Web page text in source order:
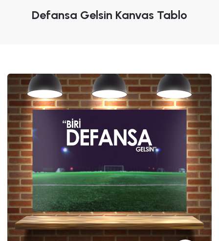
Defansa Gelsin Kanvas Tablo